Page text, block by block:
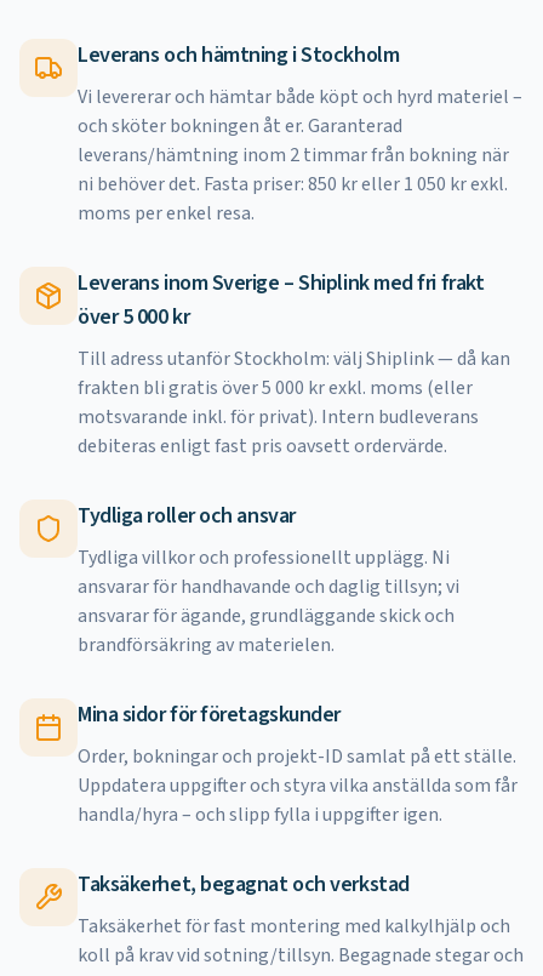
Leverans och hämtning i Stockholm
Vi levererar och hämtar både köpt och hyrd materiel –
och sköter bokningen åt er. Garanterad
leverans/hämtning inom 2 timmar från bokning när
ni behöver det. Fasta priser: 850 kr eller 1 050 kr exkl.
moms per enkel resa.
Leverans inom Sverige – Shiplink med fri frakt
över 5 000 kr
Till adress utanför Stockholm: välj Shiplink — då kan
frakten bli gratis över 5 000 kr exkl. moms (eller
motsvarande inkl. för privat). Intern budleverans
debiteras enligt fast pris oavsett ordervärde.
Tydliga roller och ansvar
Tydliga villkor och professionellt upplägg. Ni
ansvarar för handhavande och daglig tillsyn; vi
ansvarar för ägande, grundläggande skick och
brandförsäkring av materielen.
Mina sidor för företagskunder
Order, bokningar och projekt-ID samlat på ett ställe.
Uppdatera uppgifter och styra vilka anställda som får
handla/hyra – och slipp fylla i uppgifter igen.
Taksäkerhet, begagnat och verkstad
Taksäkerhet för fast montering med kalkylhjälp och
koll på krav vid sotning/tillsyn. Begagnade stegar och